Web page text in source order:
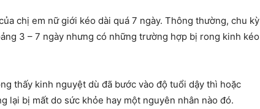
và
bé
chị em nữ giới kéo dài quá 7 ngày. Thông thường, chu kỳ
3 – 7 ngày nhưng có những trường hợp bị rong kinh kéo
thấy kinh nguyệt dù đã bước vào độ tuổi dậy thì hoặc
lại bị mất do sức khỏe hay một nguyên nhân nào đó.